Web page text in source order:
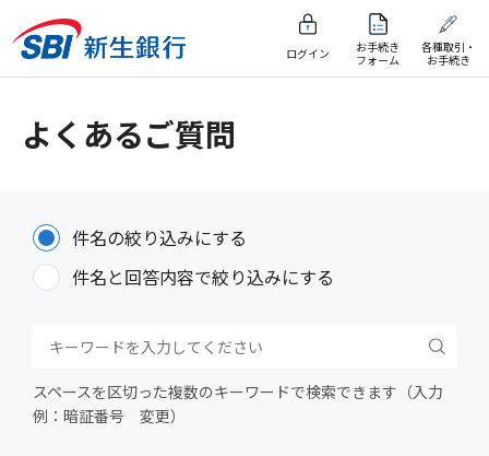
ログイン
お手続き
フォーム
各種取引・
お手続き
よくあるご質問
件名の絞り込みにする
件名と回答内容で絞り込みにする
スペースを区切った複数のキーワードで検索できます（入力
例：暗証番号 変更）